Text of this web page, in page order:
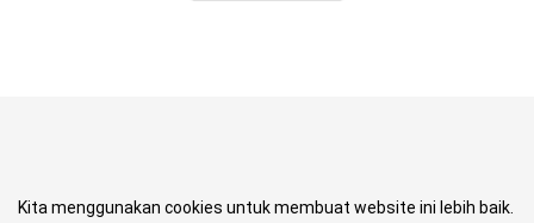
Kita menggunakan cookies untuk membuat website ini lebih baik.